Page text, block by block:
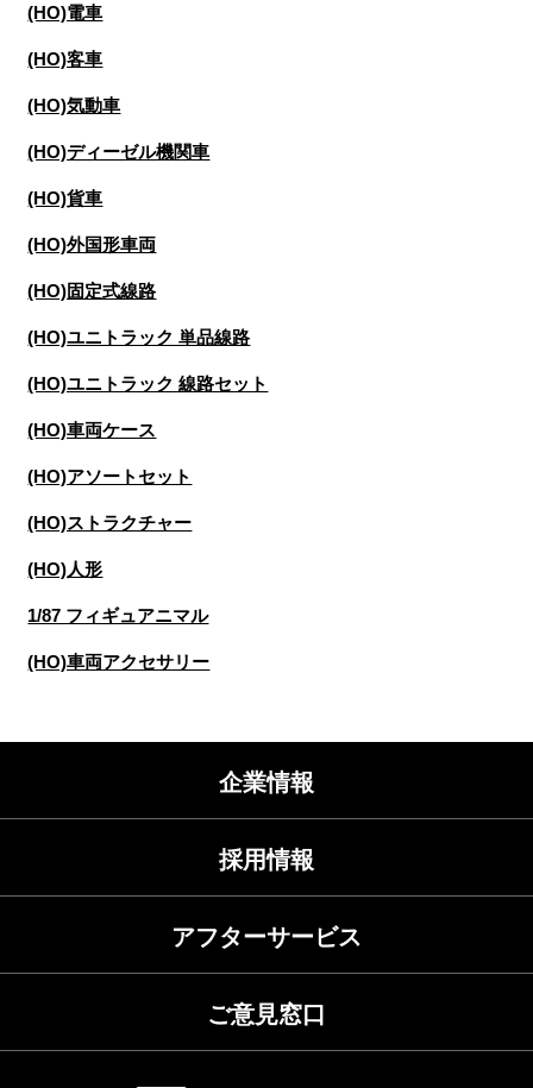
(HO)電車
(HO)客車
(HO)気動車
(HO)ディーゼル機関車
(HO)貨車
(HO)外国形車両
(HO)固定式線路
(HO)ユニトラック 単品線路
(HO)ユニトラック 線路セット
(HO)車両ケース
(HO)アソートセット
(HO)ストラクチャー
(HO)人形
1/87 フィギュアニマル
(HO)車両アクセサリー
企業情報
採用情報
アフターサービス
ご意見窓口